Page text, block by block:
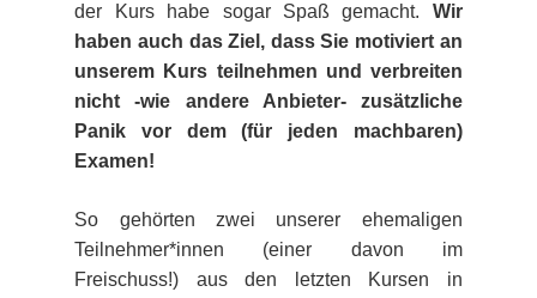
der Kurs habe sogar Spaß gemacht. Wir
haben auch das Ziel, dass Sie motiviert an
unserem Kurs teilnehmen und verbreiten
nicht -wie andere Anbieter- zusätzliche
Panik vor dem (für jeden machbaren)
Examen!
So gehörten zwei unserer ehemaligen
Teilnehmer*innen (einer davon im
Freischuss!) aus den letzten Kursen in